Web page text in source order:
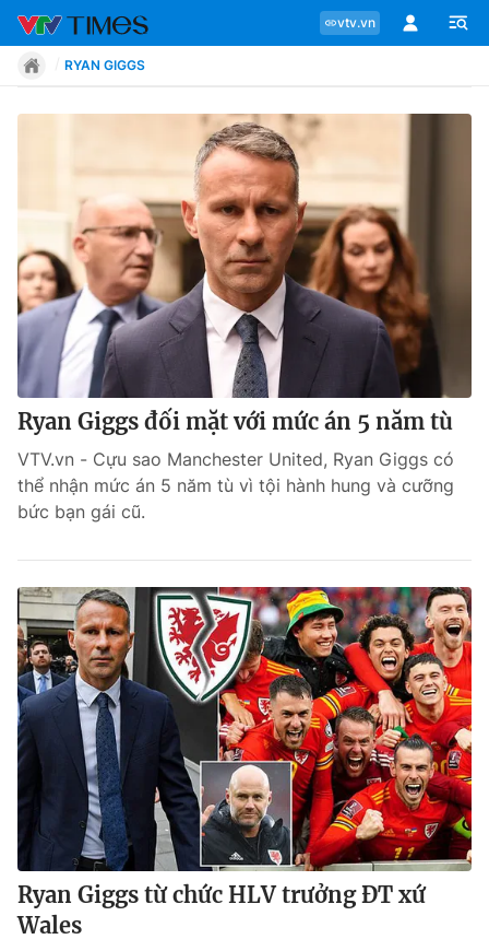
vtv.vn
Chuyên mục
Tin tức
Move
Phong cách
Chân dung
Sự kiện
Thể thao Điện tử
Các môn khác
VIDEO
Bên lề
RYAN GIGGS
Ryan Giggs đối mặt với mức án 5 năm tù
VTV.vn - Cựu sao Manchester United, Ryan Giggs có
thể nhận mức án 5 năm tù vì tội hành hung và cưỡng
bức bạn gái cũ.
Ryan Giggs từ chức HLV trưởng ĐT xứ
Wales